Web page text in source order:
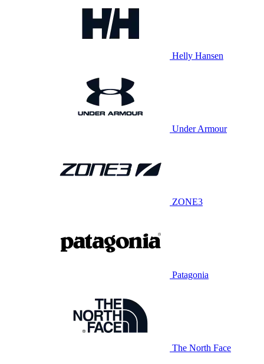
Helly Hansen
Under Armour
ZONE3
Patagonia
The North Face